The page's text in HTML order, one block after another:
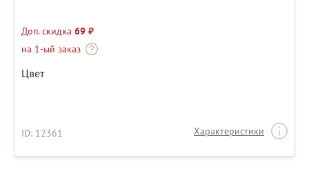
Доп. скидка 69 ₽
на 1-ый заказ
Цвет
ID: 12361 Характеристики